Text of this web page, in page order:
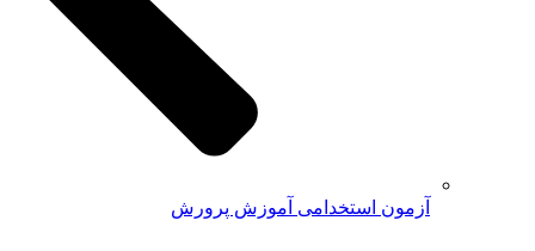
آزمون استخدامی آموزش پرورش